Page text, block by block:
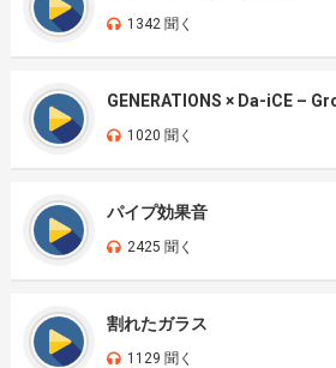
1342 聞く
GENERATIONS × Da-iCE –
1020 聞く
パイプ効果音
2425 聞く
割れたガラス
1129 聞く